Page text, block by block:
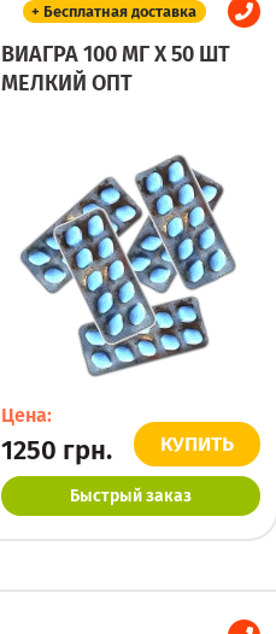
+ Бесплатная доставка
ВИАГРА 100 МГ X 50 ШТ
МЕЛКИЙ ОПТ
Цена:
1250 грн. КУПИТЬ
Быстрый заказ